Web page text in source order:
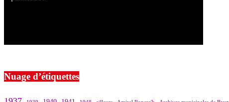
Nuage d’étiquettes